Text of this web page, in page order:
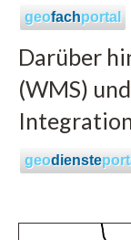
geofachportal
Darüber
(WMS)
geodienste